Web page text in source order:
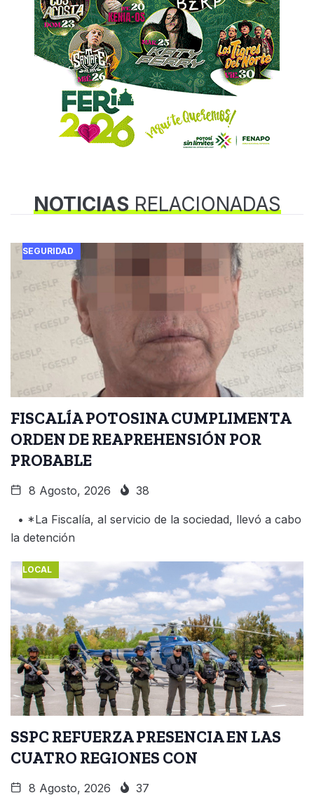
NOTICIASRELACIONADAS
SEGURIDAD
FISCALÍA POTOSINA CUMPLIMENTA
ORDEN DE REAPREHENSIÓN POR
PROBABLE
8 Agosto, 2026 38
• *La Fiscalía, al servicio de la sociedad, llevó a cabo
la detención
LOCAL
SSPC REFUERZA PRESENCIA EN LAS
CUATRO REGIONES CON
8 Agosto, 2026 37